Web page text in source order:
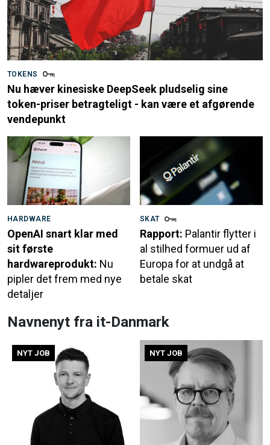
TOKENS
Nu hæver kinesiske DeepSeek pludselig sine
token-priser betragteligt - kan være et afgørende
vendepunkt
HARDWARE
OpenAI snart klar med
sit første
hardwareprodukt: Nu
pipler det frem med nye
detaljer
SKAT
Rapport: Palantir flytter i
al stilhed formuer ud af
Europa for at undgå at
betale skat
Navnenyt fra it-Danmark
NYT JOB NYT JOB